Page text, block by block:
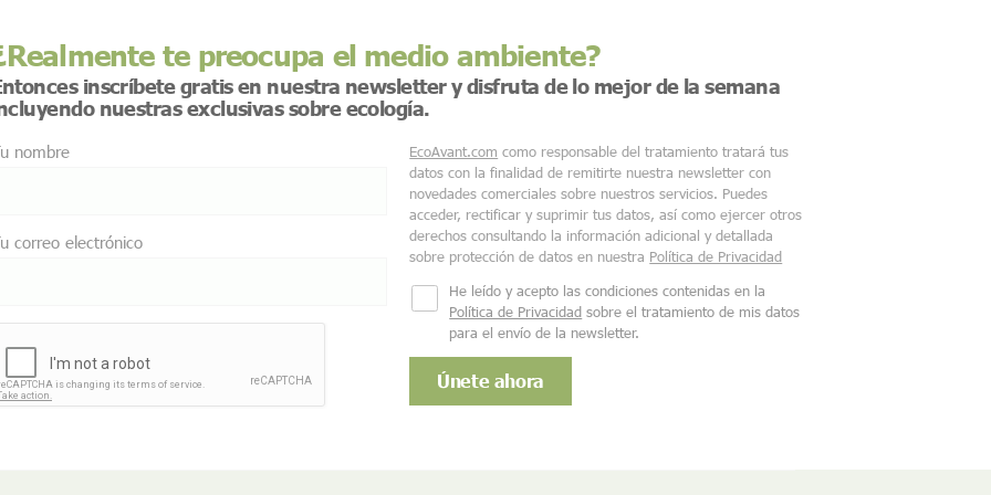
te preocupa el medio ambiente?
inscríbete gratis en nuestra newsletter y disfruta de lo mejor de la semana
nuestras exclusivas sobre ecología.
nombre
correo electrónico
EcoAvant.com como responsable del tratamiento tratará tus
datos con la finalidad de remitirte nuestra newsletter con
novedades comerciales sobre nuestros servicios. Puedes
acceder, rectificar y suprimir tus datos, así como ejercer otros
derechos consultando la información adicional y detallada
sobre protección de datos en nuestra Política de Privacidad
He leído y acepto las condiciones contenidas en la
Política de Privacidad sobre el tratamiento de mis datos
para el envío de la newsletter.